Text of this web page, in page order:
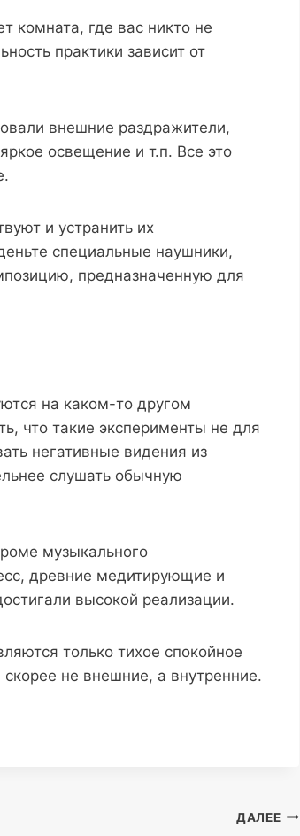
комната, где вас никто не
практики зависит от
внешние раздражители,
освещение и т.п. Все это
и устранить их
специальные наушники,
предназначенную для
на каком-то другом
что такие эксперименты не для
негативные видения из
слушать обычную
музыкального
древние медитирующие и
высокой реализации.
только тихое спокойное
не внешние, а внутренние.
ДАЛЕЕ